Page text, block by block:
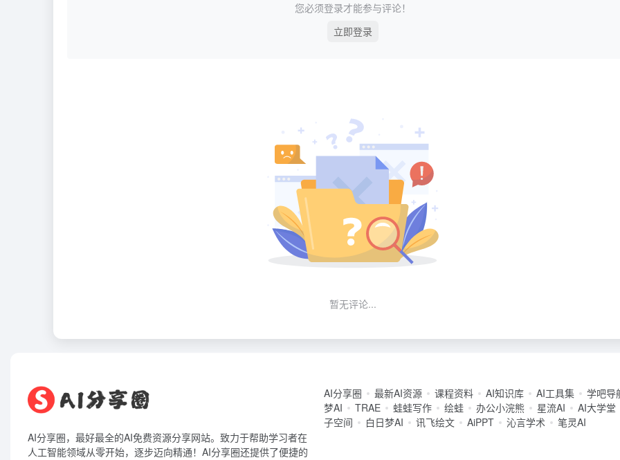
您必须登录才能参与评论！
立即登录
暂无评论...
AI分享圈，最好最全的AI免费资源分享网站。致力于帮助学习者在
人工智能领域从零开始，逐步迈向精通！AI分享圈还提供了便捷的
AI分享圈 最新AI资源 课程资料 AI知识库 AI工具集 学吧导
梦AI
TRAE 蛙蛙写作 绘蛙 办公小浣熊 星流AI AI大学堂
子空间
白日梦AI 讯飞绘文 AiPPT 沁言学术 笔灵AI